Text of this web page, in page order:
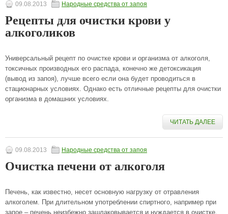
09.08.2013 Народные средства от запоя
Рецепты для очистки крови у
алкоголиков
Универсальный рецепт по очистке крови и организма от алкоголя,
токсичных производных его распада, конечно же детоксикация
(вывод из запоя), лучше всего если она будет проводиться в
стационарных условиях. Однако есть отличные рецепты для очистки
организма в домашних условиях.
ЧИТАТЬ ДАЛЕЕ
09.08.2013 Народные средства от запоя
Очистка печени от алкоголя
Печень, как известно, несет основную нагрузку от отравления
алкоголем. При длительном употреблении спиртного, например при
запое – печень неизбежно зашлаковывается и нуждается в очистке.